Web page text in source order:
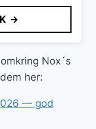
→
Nox´s
her:
— god